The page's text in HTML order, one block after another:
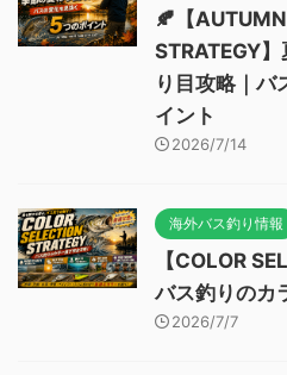
🍂【
STRATEGY
り目攻略｜バ
イント
2026/7/14
海外バス釣り情報
【COLOR
バス釣りのカ
2026/7/7